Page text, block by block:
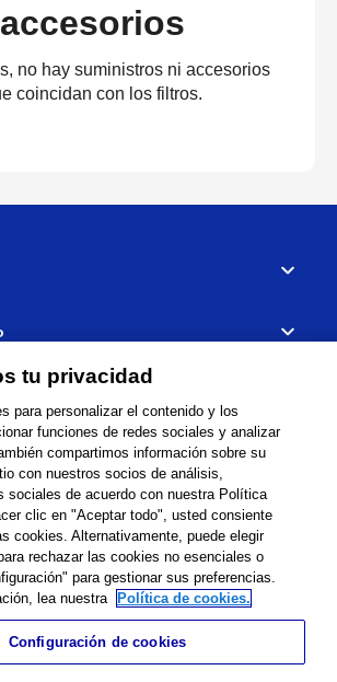
accesorios
no hay suministros ni accesorios
coincidan con los filtros.
Términos y Condiciones
Cookie Policy Mapa del sitio
Contáctanos Información legal
tu privacidad
para personalizar el contenido y los
funciones de redes sociales y analizar
compartimos información sobre su
con nuestros socios de análisis,
sociales de acuerdo con nuestra Política
clic en "Aceptar todo", usted consiente
cookies. Alternativamente, puede elegir
rechazar las cookies no esenciales o
para gestionar sus preferencias.
lea nuestra
Política de cookies.
Configuración de cookies